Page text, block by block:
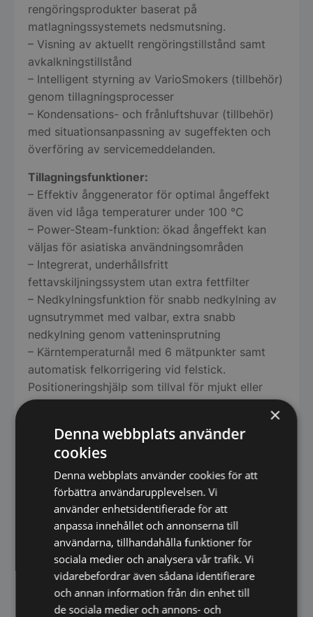
rengöringsprodukter baserat på
matlagningssystemets nedsmutsning.
– Visning av aktuellt rengöringstillstånd samt
avkalkningstillstånd
– Intelligent styrning av VarioSmokers (tillbehör)
genom tillagningsprocesser
– Kondensations- och frånluftshuvar (tillbehör)
med situationsanpassning av sugeffekten och
överföring av servicemeddelanden.
Tillagningsfunktioner:
– Effektiv ånggenerator för optimal ångeffekt
även vid låga temperaturer under 100 °C
– Power-Steam-funktion: ökad ångeffekt kan
väljas för asiatiska användningsområden
– Integrerat, underhållsfritt
fettavskiljningssystem utan extra fettfilter
– Nedkylningsfunktion för snabb nedkylning av
ugnsutrymmet med valbar, extra snabb
nedkylning genom vatteninsprutning
– Kärntemperaturnål med 6 mätpunkter samt
automatisk felkorrigering vid felstick.
Positioneringshjälp som tillval för mjukt eller
mycket litet tillagningsgods (tillbehör)
– Delta-T-tillagning för extra skonsam tillagning
med minimala tillagningsförluster
– Exakt pensling, vattenmängd i ml kan ställas in
i fyra steg i temperaturintervallet 30 °C–260 °C
för varmluft eller kombination av ånga och
varmluft
– Digital temperaturvisning i °C eller °F, visning
av inställda och faktiska värden
– Digital visning av fukthalten i ugnsutrymmet
och tid, visning av inställda och faktiska värden
– Tidsformat kan ställas in i 24-timmarsformat
×
Denna webbplats använder
cookies
Denna webbplats använder cookies för att
förbättra användarupplevelsen. Vi
använder enhetsidentifierade för att
anpassa innehållet och annonserna till
användarna, tillhandahålla funktioner för
sociala medier och analysera vår trafik. Vi
vidarebefordrar även sådana identifierare
och annan information från din enhet till
de sociala medier och annons- och